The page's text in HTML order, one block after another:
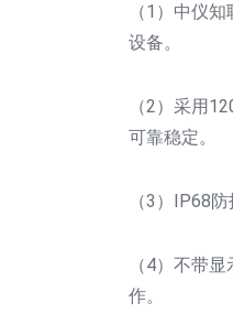
（1）中仪
设备。
（2）采用
可靠稳定。
（3）IP68
（4）不带
作。